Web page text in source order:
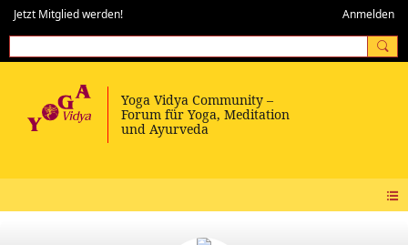
Jetzt Mitglied werden! Anmelden